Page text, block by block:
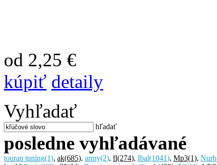
od 2,25 €
kúpiť detaily
Vyhľadať
hľadať
posledne vyhľadávané
touran tuning(1), ak(685), army(2), fl(274), Ibal(1041), Mp3(1),